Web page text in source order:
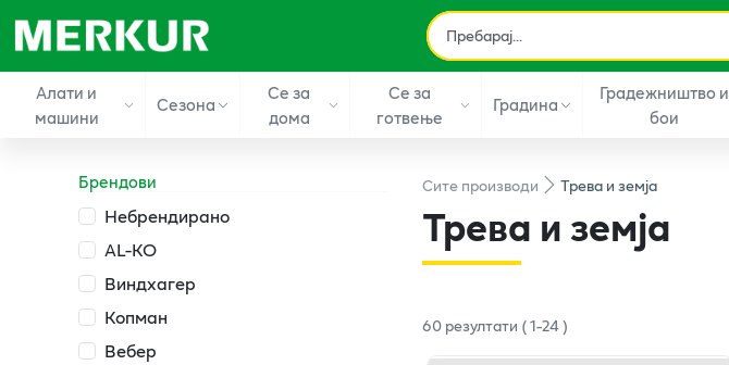
Алати и
машини
Сезона
Се за
дома
Се за
готвење
Градина
Градежништво и
бои
Брендови
Небрендирано
AL-KO
Виндхагер
Копман
Вебер
Ситепроизводи Трева и земја
Трева и земја
60резултати (1-24)